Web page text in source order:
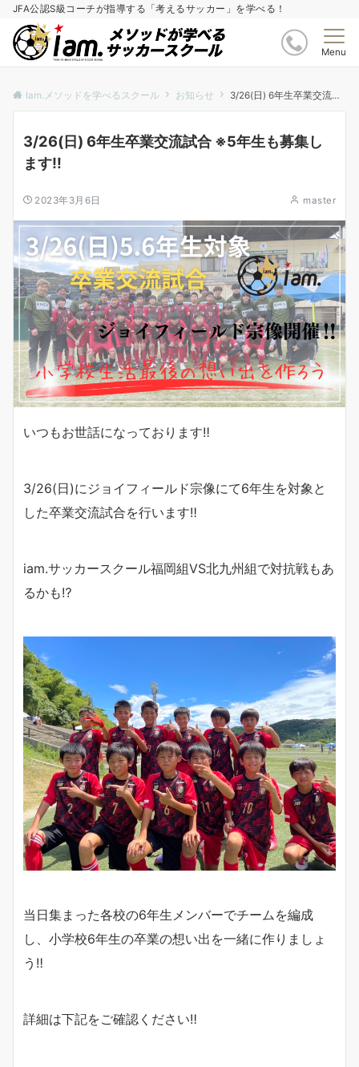
JFA公認S級コーチが指導する「考えるサッカー」を学べる！
Menu
Iam.メソッドを学べるスクール お知らせ 3/26(日) 6年生卒業交流試合 ※5年生も募集します‼︎
3/26(日) 6年生卒業交流試合 ※5年生も募集し
ます‼︎
2023年3月6日 master
いつもお世話になっております‼︎
3/26(日)にジョイフィールド宗像にて6年生を対象と
した卒業交流試合を行います‼︎
iam.サッカースクール福岡組VS北九州組で対抗戦もあ
るかも⁉︎
当日集まった各校の6年生メンバーでチームを編成
し、小学校6年生の卒業の想い出を一緒に作りましょ
う‼︎
詳細は下記をご確認ください‼︎